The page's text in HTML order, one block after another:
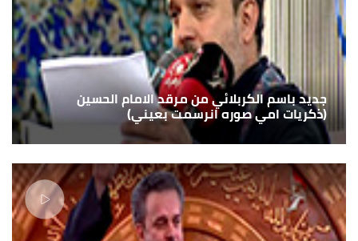
جديد باسم الكربلائي من مرقد الامام الحسين
(ذكريات امي صوره انرسمت بعيني)